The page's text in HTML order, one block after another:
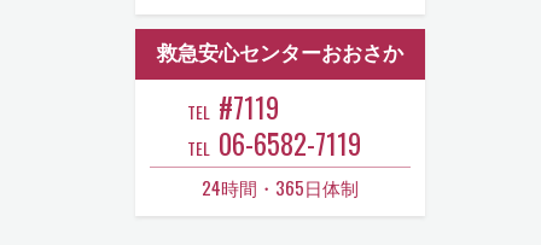
救急安心センターおおさか
TEL #7119
TEL 06-6582-7119
24時間・365日体制